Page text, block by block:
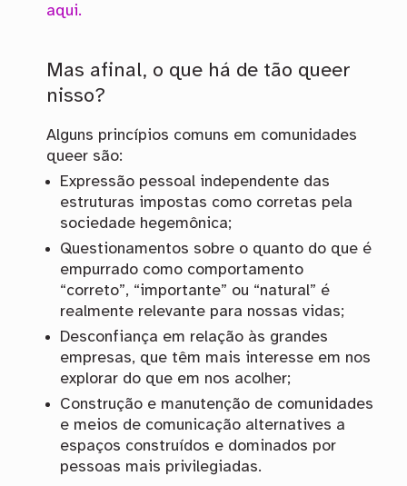
aqui.
Mas afinal, o que há de tão queer
nisso?
Alguns princípios comuns em comunidades
queer são:
Expressão pessoal independente das
estruturas impostas como corretas pela
sociedade hegemônica;
Questionamentos sobre o quanto do que é
empurrado como comportamento
“correto”, “importante” ou “natural” é
realmente relevante para nossas vidas;
Desconfiança em relação às grandes
empresas, que têm mais interesse em nos
explorar do que em nos acolher;
Construção e manutenção de comunidades
e meios de comunicação alternatives a
espaços construídos e dominados por
pessoas mais privilegiadas.